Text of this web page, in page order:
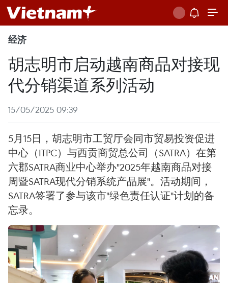
经济
胡志明市启动越南商品对接现
代分销渠道系列活动
15/05/2025 09:39
5月15日，胡志明市工贸厅会同市贸易投资促进
中心（ITPC）与西贡商贸总公司（SATRA）在第
六郡SATRA商业中心举办"2025年越南商品对接
周暨SATRA现代分销系统产品展"。活动期间，
SATRA签署了参与该市"绿色责任认证"计划的备
忘录。